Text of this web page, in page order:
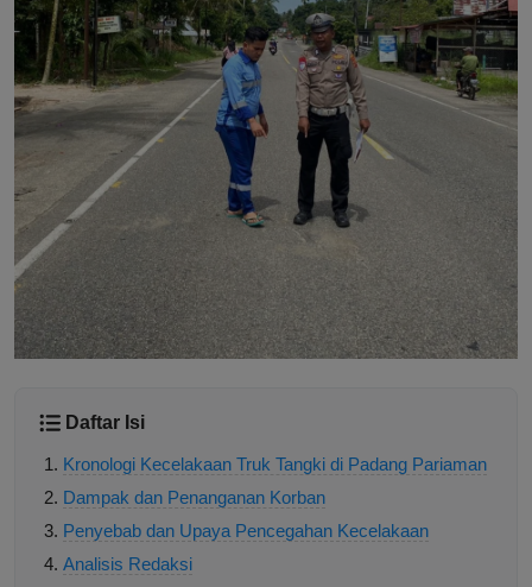
Daftar Isi
Kronologi Kecelakaan Truk Tangki di Padang Pariaman
Dampak dan Penanganan Korban
Penyebab dan Upaya Pencegahan Kecelakaan
Analisis Redaksi